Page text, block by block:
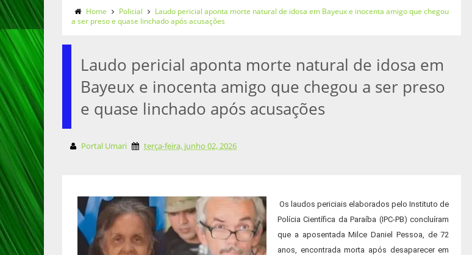
Home Policial
Laudo pericial aponta morte natural de idosa em Bayeux e inocenta amigo que chegou
a ser preso e quase linchado após acusações
Laudo pericial aponta morte natural de idosa em
Bayeux e inocenta amigo que chegou a ser preso
e quase linchado após acusações
Portal Umari terça-feira, junho 02, 2026
Os laudos periciais elaborados pelo Instituto de
Polícia Científica da Paraíba (IPC-PB) concluíram
que a aposentada Milce Daniel Pessoa, de 72
anos, encontrada morta após desaparecer em